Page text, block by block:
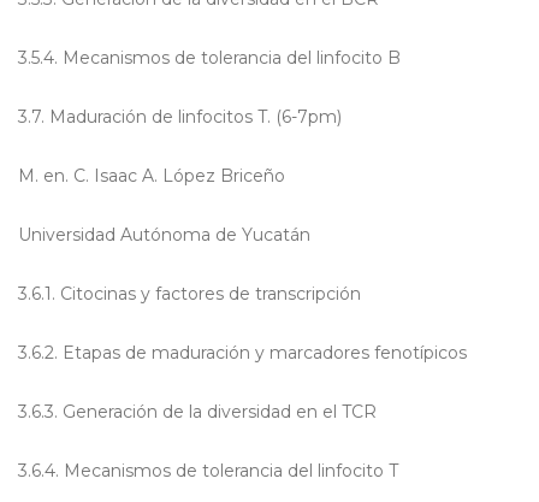
3.5.4. Mecanismos de tolerancia del linfocito B
3.7. Maduración de linfocitos T. (6-7pm)
M. en. C. Isaac A. López Briceño
Universidad Autónoma de Yucatán
3.6.1. Citocinas y factores de transcripción
3.6.2. Etapas de maduración y marcadores fenotípicos
3.6.3. Generación de la diversidad en el TCR
3.6.4. Mecanismos de tolerancia del linfocito T